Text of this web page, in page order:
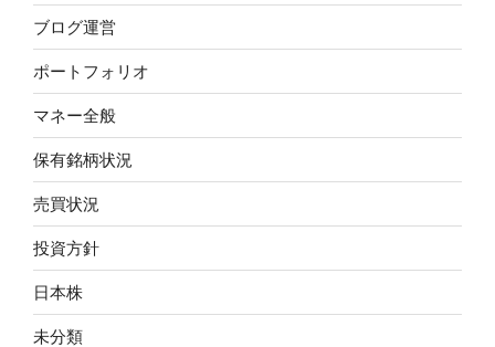
ブログ運営
ポートフォリオ
マネー全般
保有銘柄状況
売買状況
投資方針
日本株
未分類